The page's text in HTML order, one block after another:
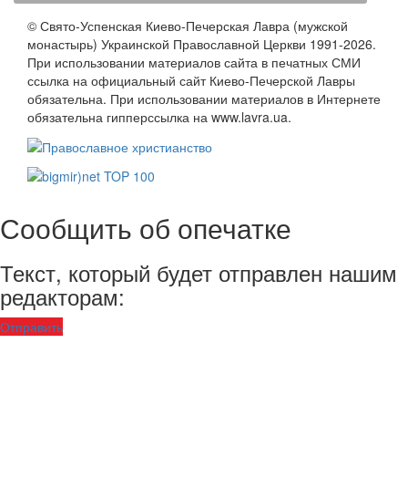
© Свято-Успенская Киево-Печерская Лавра (мужской
монастырь) Украинской Православной Церкви 1991-2026.
При использовании материалов сайта в печатных СМИ
ссылка на официальный сайт Киево-Печерской Лавры
обязательна. При использовании материалов в Интернете
обязательна гипперссылка на www.lavra.ua.
Сообщить об опечатке
Текст, который будет отправлен нашим
редакторам:
Отправить